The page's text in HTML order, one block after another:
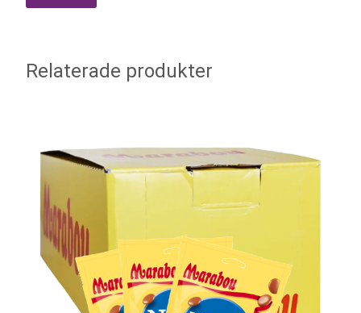
Relaterade produkter